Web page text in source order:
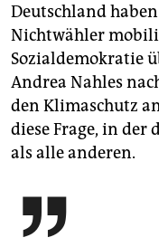
Deutschland
Nichtwähler
Sozialdemokratie
Andrea Nahles
den Klimaschutz
diese Frage, in
als alle anderen.
